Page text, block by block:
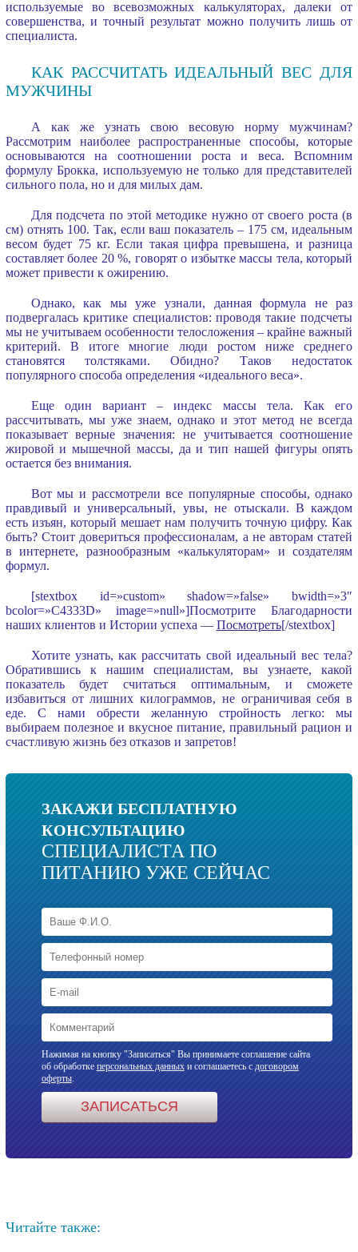
используемые во всевозможных калькуляторах, далеки от
совершенства, и точный результат можно получить лишь от
специалиста.
КАК РАССЧИТАТЬ ИДЕАЛЬНЫЙ ВЕС ДЛЯ
МУЖЧИНЫ
А как же узнать свою весовую норму мужчинам?
Рассмотрим наиболее распространенные способы, которые
основываются на соотношении роста и веса. Вспомним
формулу Брокка, используемую не только для представителей
сильного пола, но и для милых дам.
Для подсчета по этой методике нужно от своего роста (в
см) отнять 100. Так, если ваш показатель – 175 см, идеальным
весом будет 75 кг. Если такая цифра превышена, и разница
составляет более 20 %, говорят о избытке массы тела, который
может привести к ожирению.
Однако, как мы уже узнали, данная формула не раз
подвергалась критике специалистов: проводя такие подсчеты
мы не учитываем особенности телосложения – крайне важный
критерий. В итоге многие люди ростом ниже среднего
становятся толстяками. Обидно? Таков недостаток
популярного способа определения «идеального веса».
Еще один вариант – индекс массы тела. Как его
рассчитывать, мы уже знаем, однако и этот метод не всегда
показывает верные значения: не учитывается соотношение
жировой и мышечной массы, да и тип нашей фигуры опять
остается без внимания.
Вот мы и рассмотрели все популярные способы, однако
правдивый и универсальный, увы, не отыскали. В каждом
есть изъян, который мешает нам получить точную цифру. Как
быть? Стоит довериться профессионалам, а не авторам статей
в интернете, разнообразным «калькуляторам» и создателям
формул.
[stextbox id=»custom» shadow=»false» bwidth=»3″
bcolor=»C4333D» image=»null»]Посмотрите Благодарности
наших клиентов и Истории успеха — Посмотреть[/stextbox]
Хотите узнать, как рассчитать свой идеальный вес тела?
Обратившись к нашим специалистам, вы узнаете, какой
показатель будет считаться оптимальным, и сможете
избавиться от лишних килограммов, не ограничивая себя в
еде. С нами обрести желанную стройность легко: мы
выбираем полезное и вкусное питание, правильный рацион и
счастливую жизнь без отказов и запретов!
ЗАКАЖИ БЕСПЛАТНУЮ
КОНСУЛЬТАЦИЮ
СПЕЦИАЛИСТА ПО
ПИТАНИЮ УЖЕ СЕЙЧАС
Нажимая на кнопку "Записаться" Вы принимаете соглашение сайта
об обработке персональных данныхи соглашаетесь с договором
оферты.
Читайте также: